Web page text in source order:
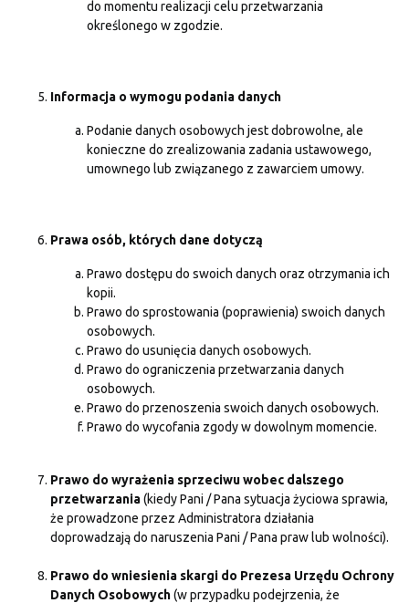
do momentu realizacji celu przetwarzania
określonego w zgodzie.
Informacja o wymogu podania danych
Podanie danych osobowych jest dobrowolne, ale
konieczne do zrealizowania zadania ustawowego,
umownego lub związanego z zawarciem umowy.
Prawa osób, których dane dotyczą
Prawo dostępu do swoich danych oraz otrzymania ich
kopii.
Prawo do sprostowania (poprawienia) swoich danych
osobowych.
Prawo do usunięcia danych osobowych.
Prawo do ograniczenia przetwarzania danych
osobowych.
Prawo do przenoszenia swoich danych osobowych.
Prawo do wycofania zgody w dowolnym momencie.
Prawo do wyrażenia sprzeciwu wobec dalszego
przetwarzania(kiedy Pani / Pana sytuacja życiowa sprawia,
że prowadzone przez Administratora działania
doprowadzają do naruszenia Pani / Pana praw lub wolności).
Prawo do wniesienia skargi do Prezesa Urzędu Ochrony
Danych Osobowych(w przypadku podejrzenia, że